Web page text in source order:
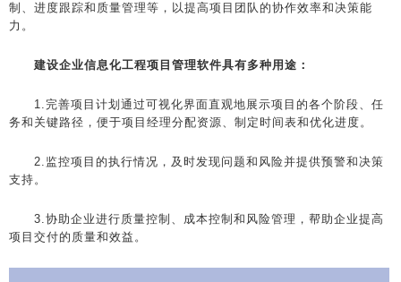
制、进度跟踪和质量管理等，以提高项目团队的协作效率和决策能
力。
建设企业信息化工程项目管理软件具有多种用途：
1.完善项目计划通过可视化界面直观地展示项目的各个阶段、任
务和关键路径，便于项目经理分配资源、制定时间表和优化进度。
2.监控项目的执行情况，及时发现问题和风险并提供预警和决策
支持。
3.协助企业进行质量控制、成本控制和风险管理，帮助企业提高
项目交付的质量和效益。